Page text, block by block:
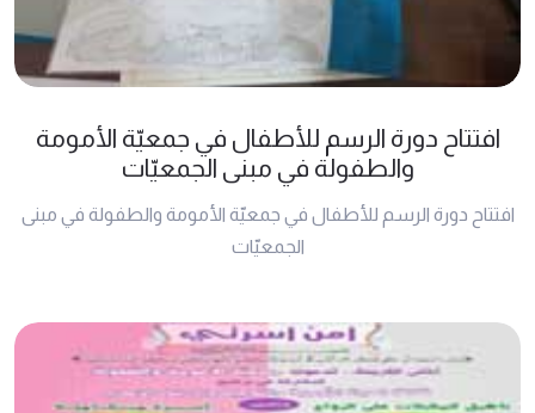
افتتاح دورة الرسم للأطفال في جمعيّة الأمومة
والطفولة في مبنى الجمعيّات
افتتاح دورة الرسم للأطفال في جمعيّة الأمومة والطفولة في مبنى
الجمعيّات